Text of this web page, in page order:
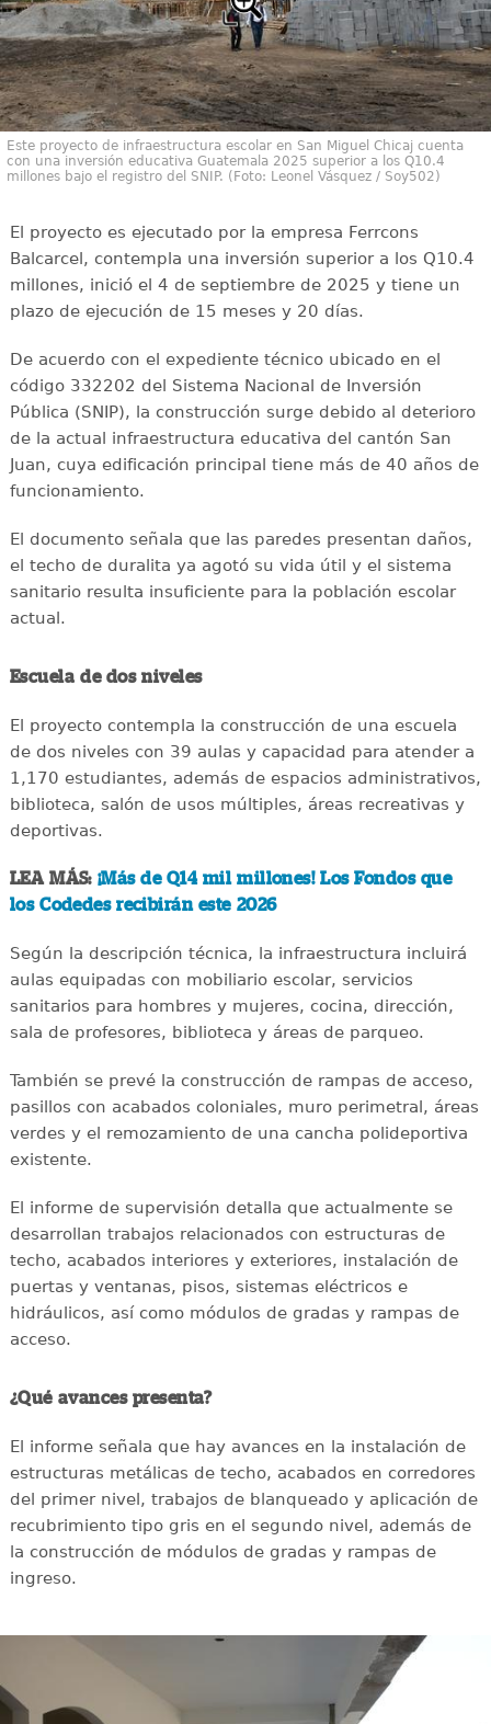
Este proyecto de infraestructura escolar en San Miguel Chicaj cuenta
con una inversión educativa Guatemala 2025 superior a los Q10.4
millones bajo el registro del SNIP. (Foto: Leonel Vásquez / Soy502)
El proyecto es ejecutado por la empresa Ferrcons
Balcarcel, contempla una inversión superior a los Q10.4
millones, inició el 4 de septiembre de 2025 y tiene un
plazo de ejecución de 15 meses y 20 días.
De acuerdo con el expediente técnico ubicado en el
código 332202 del Sistema Nacional de Inversión
Pública (SNIP), la construcción surge debido al deterioro
de la actual infraestructura educativa del cantón San
Juan, cuya edificación principal tiene más de 40 años de
funcionamiento.
El documento señala que las paredes presentan daños,
el techo de duralita ya agotó su vida útil y el sistema
sanitario resulta insuficiente para la población escolar
actual.
Escuela de dos niveles
El proyecto contempla la construcción de una escuela
de dos niveles con 39 aulas y capacidad para atender a
1,170 estudiantes, además de espacios administrativos,
biblioteca, salón de usos múltiples, áreas recreativas y
deportivas.
LEA MÁS: ¡Más de Q14 mil millones! Los Fondos que
los Codedes recibirán este 2026
Según la descripción técnica, la infraestructura incluirá
aulas equipadas con mobiliario escolar, servicios
sanitarios para hombres y mujeres, cocina, dirección,
sala de profesores, biblioteca y áreas de parqueo.
También se prevé la construcción de rampas de acceso,
pasillos con acabados coloniales, muro perimetral, áreas
verdes y el remozamiento de una cancha polideportiva
existente.
El informe de supervisión detalla que actualmente se
desarrollan trabajos relacionados con estructuras de
techo, acabados interiores y exteriores, instalación de
puertas y ventanas, pisos, sistemas eléctricos e
hidráulicos, así como módulos de gradas y rampas de
acceso.
¿Qué avances presenta?
El informe señala que hay avances en la instalación de
estructuras metálicas de techo, acabados en corredores
del primer nivel, trabajos de blanqueado y aplicación de
recubrimiento tipo gris en el segundo nivel, además de
la construcción de módulos de gradas y rampas de
ingreso.